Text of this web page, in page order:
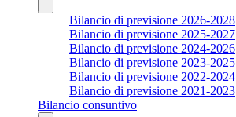
Bilancio di previsione 2026-2028
Bilancio di previsione 2025-2027
Bilancio di previsione 2024-2026
Bilancio di previsione 2023-2025
Bilancio di previsione 2022-2024
Bilancio di previsione 2021-2023
Bilancio consuntivo